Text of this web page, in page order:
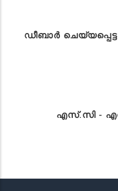
ഡീബാർ
എസ്.സി -